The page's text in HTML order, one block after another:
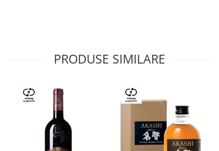
PRODUSE SIMILARE